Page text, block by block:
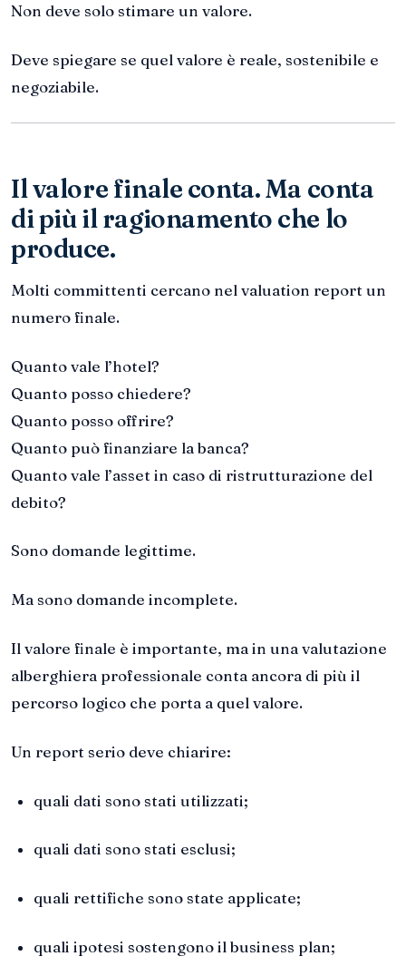
Non deve solo stimare un valore.
Deve spiegare se quel valore è reale, sostenibile e
negoziabile.
Il valore finale conta. Ma conta
di più il ragionamento che lo
produce.
Molti committenti cercano nel valuation report un
numero finale.
Quanto vale l’hotel?
Quanto posso chiedere?
Quanto posso offrire?
Quanto può finanziare la banca?
Quanto vale l’asset in caso di ristrutturazione del
debito?
Sono domande legittime.
Ma sono domande incomplete.
Il valore finale è importante, ma in una valutazione
alberghiera professionale conta ancora di più il
percorso logico che porta a quel valore.
Un report serio deve chiarire:
quali dati sono stati utilizzati;
quali dati sono stati esclusi;
quali rettifiche sono state applicate;
quali ipotesi sostengono il business plan;